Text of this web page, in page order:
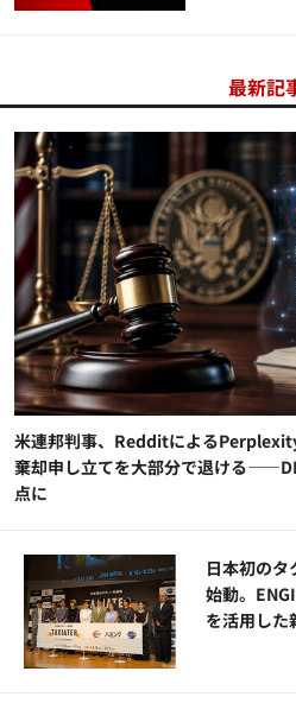
最新記
米連邦判事、Redditによる
棄却申し立てを大部分で退ける
点に
日本初のタ
始動。
を活用した